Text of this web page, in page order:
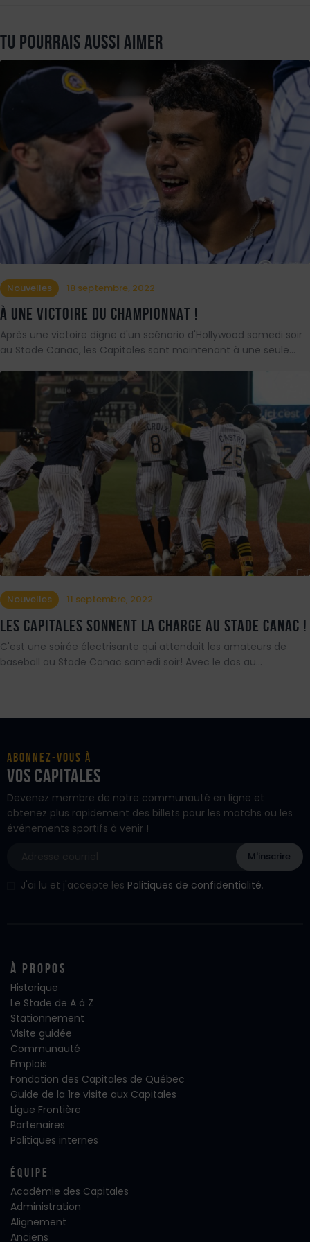
Tu pourrais aussi aimer
Nouvelles 18 septembre, 2022
À UNE VICTOIRE DU CHAMPIONNAT !
Après une victoire digne d'un scénario d'Hollywood samedi soir
au Stade Canac, les Capitales sont maintenant à une seule…
Nouvelles 11 septembre, 2022
LES CAPITALES SONNENT LA CHARGE AU STADE CANAC !
C'est une soirée électrisante qui attendait les amateurs de
baseball au Stade Canac samedi soir! Avec le dos au…
Abonnez-vous à
vos Capitales
Devenez membre de notre communauté en ligne et
obtenez plus rapidement des billets pour les matchs ou les
événements sportifs à venir !
J'ai lu et j'accepte les Politiques de confidentialité.
À propos
Historique
Le Stade de A à Z
Stationnement
Visite guidée
Communauté
Emplois
Fondation des Capitales de Québec
Guide de la 1re visite aux Capitales
Ligue Frontière
Partenaires
Politiques internes
Équipe
Académie des Capitales
Administration
Alignement
Anciens